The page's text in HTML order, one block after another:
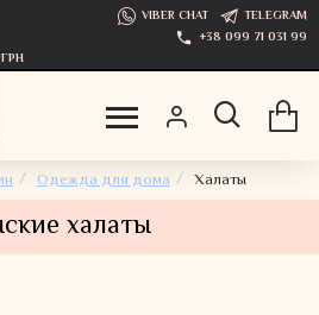
VIBER CHAT
TELEGRAM
+38 099 71 031 99
Одежда для дома Халаты
халаты